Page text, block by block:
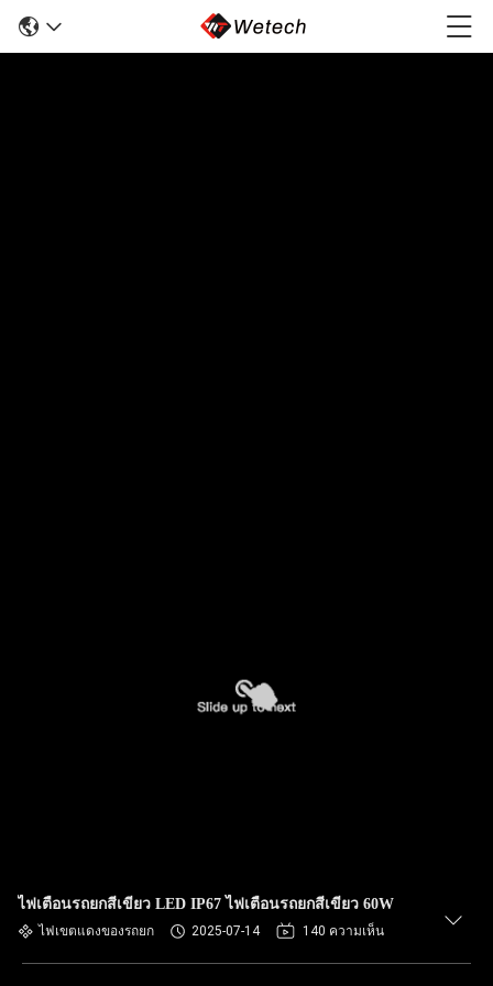
ไฟเตือนรถยกสีเขียว LED IP67 ไฟเตือนรถยกสีเขียว 60W
ไฟเขตแดงของรถยก 2025-07-14 140 ความเห็น